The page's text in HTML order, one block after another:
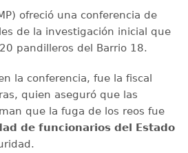
ofreció una conferencia de
de la investigación inicial que
pandilleros del Barrio 18.
la conferencia, fue la fiscal
quien aseguró que las
que la fuga de los reos fue
de funcionarios del Estado